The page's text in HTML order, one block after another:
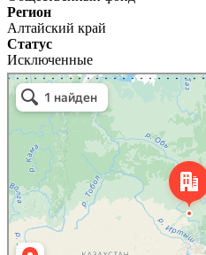
Регион
Алтайский край
Статус
Исключенные